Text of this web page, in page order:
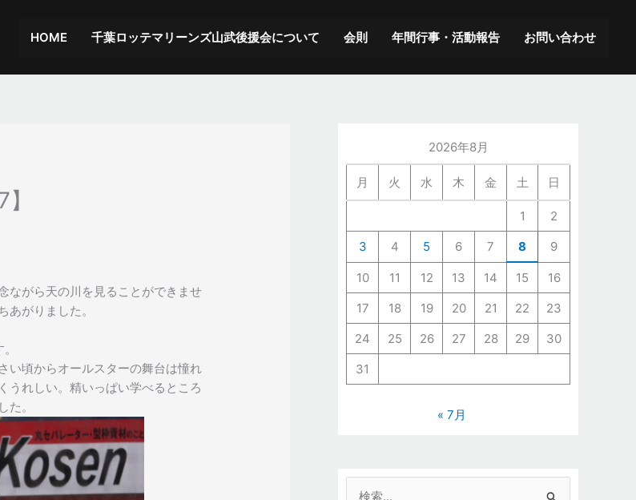
HOME 千葉ロッテマリーンズ山武後援会について 会則 年間行事・活動報告 お問い合わせ
ながら天の川を見ることができませ
がりました。
い頃からオールスターの舞台は憧れ
うれしい。精いっぱい学べるところ
。
2026年8月
月 火 水 木 金 土 日
1
2
3
4 5 6 7 8 9
10 11 12 13 14 15
16
17
18 19 20 21 22
23
24
25 26 27 28 29
30
31
« 7月
ー